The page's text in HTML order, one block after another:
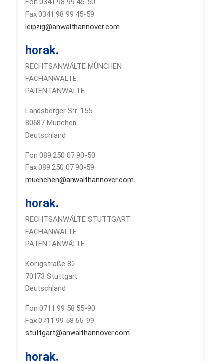
Fon 0341.98 99 45-50
Fax 0341.98 99 45-59
leipzig@anwalthannover.com
horak.
RECHTSANWÄLTE MÜNCHEN
FACHANWÄLTE
PATENTANWÄLTE
Landsberger Str. 155
80687 München
Deutschland
Fon 089.250 07 90-50
Fax 089.250 07 90-59
muenchen@anwalthannover.com
horak.
RECHTSANWÄLTE STUTTGART
FACHANWÄLTE
PATENTANWÄLTE
Königstraße 82
70173 Stuttgart
Deutschland
Fon 0711.99 58 55-90
Fax 0711.99 58 55-99
stuttgart@anwalthannover.com
horak.